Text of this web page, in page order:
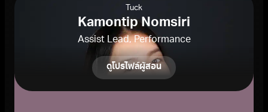
Tuck
Kamontip Nomsiri
Assist Lead, Performance
ดูโปรไฟล์ผู้สอน